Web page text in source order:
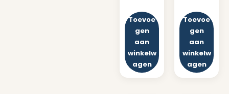
Toevoe
gen
aan
winkelw
agen
Toevoe
gen
aan
winkelw
agen